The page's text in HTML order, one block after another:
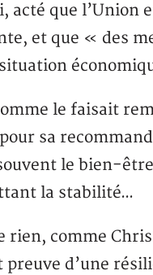
acté que l’Union
et que « des
le faisait
sa
le bien-
la stabilité…
rien, comme
d’une